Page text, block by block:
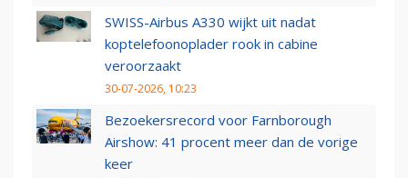
SWISS-Airbus A330 wijkt uit nadat
koptelefoonoplader rook in cabine
veroorzaakt
30-07-2026, 10:23
Bezoekersrecord voor Farnborough
Airshow: 41 procent meer dan de vorige
keer